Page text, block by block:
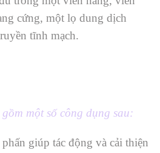
cứng, một lọ dung dịch
tĩnh mạch.
một số công dụng sau:
giúp tác động và cải thiện